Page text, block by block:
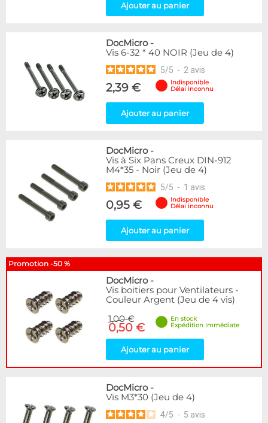
Ajouter au panier
DocMicro-
Vis 6-32 * 40 NOIR (Jeu de 4)
5/5 - 2 avis
2,39 €
Indisponible
Délai inconnu
Ajouter au panier
DocMicro-
Vis à Six Pans Creux DIN-912
M4*35 - Noir (Jeu de 4)
5/5 - 1 avis
0,95 €
Indisponible
Délai inconnu
Ajouter au panier
Promotion -50 %
DocMicro-
Vis boitiers pour Ventilateurs -
Couleur Argent (Jeu de 4 vis)
1,00 €
0,50 €
En stock
Expédition immédiate
Ajouter au panier
DocMicro-
Vis M3*30 (Jeu de 4)
4/5 - 5 avis